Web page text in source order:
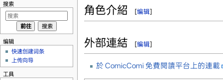
角色介紹 [编辑]
外部連結 [编辑]
於 ComicComi 免費閱讀平台上的連載
搜索
编辑
快速创建词条
上传向导
工具